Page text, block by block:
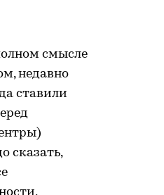
смысле
недавно
ставили
сказать,